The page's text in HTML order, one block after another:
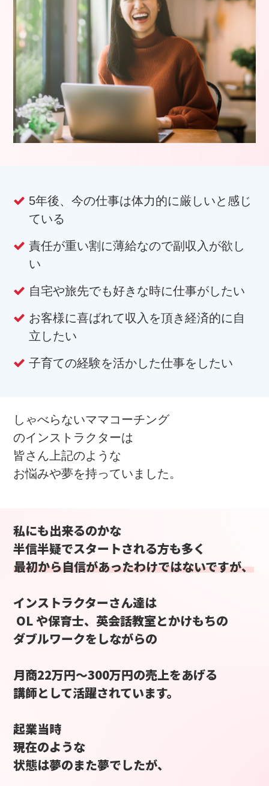
5年後、今の仕事は体力的に厳しいと感じ
ている
責任が重い割に薄給なので副収入が欲し
い
自宅や旅先でも好きな時に仕事がしたい
お客様に喜ばれて収入を頂き経済的に自
立したい
子育ての経験を活かした仕事をしたい
しゃべらないママコーチング
のインストラクターは
皆さん上記のような
お悩みや夢を持っていました。
私にも出来るのかな
半信半疑でスタートされる方も多く
最初から自信があったわけではないですが、
インストラクターさん達は
OL や保育士、英会話教室とかけもちの
ダブルワークをしながらの
月商22万円〜300万円の売上をあげる
講師として活躍されています。
起業当時
現在のような
状態は夢のまた夢でしたが、